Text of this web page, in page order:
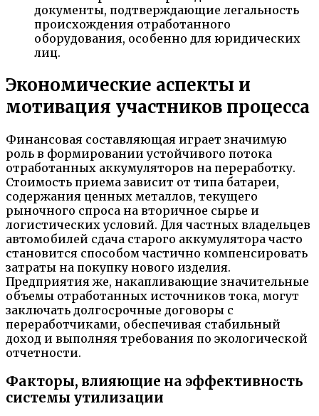
документы, подтверждающие легальность
происхождения отработанного
оборудования, особенно для юридических
лиц.
Экономические аспекты и
мотивация участников процесса
Финансовая составляющая играет значимую
роль в формировании устойчивого потока
отработанных аккумуляторов на переработку.
Стоимость приема зависит от типа батареи,
содержания ценных металлов, текущего
рыночного спроса на вторичное сырье и
логистических условий. Для частных владельцев
автомобилей сдача старого аккумулятора часто
становится способом частично компенсировать
затраты на покупку нового изделия.
Предприятия же, накапливающие значительные
объемы отработанных источников тока, могут
заключать долгосрочные договоры с
переработчиками, обеспечивая стабильный
доход и выполняя требования по экологической
отчетности.
Факторы, влияющие на эффективность
системы утилизации